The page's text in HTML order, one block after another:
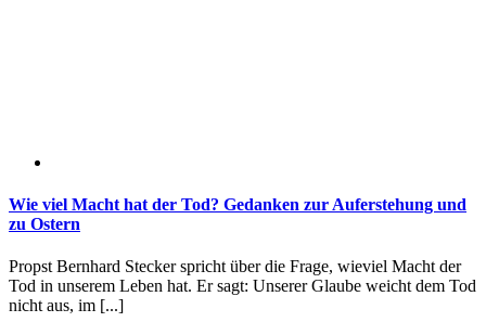
Wie viel Macht hat der Tod? Gedanken zur Auferstehung und
zu Ostern
Propst Bernhard Stecker spricht über die Frage, wieviel Macht der
Tod in unserem Leben hat. Er sagt: Unserer Glaube weicht dem Tod
nicht aus, im [...]